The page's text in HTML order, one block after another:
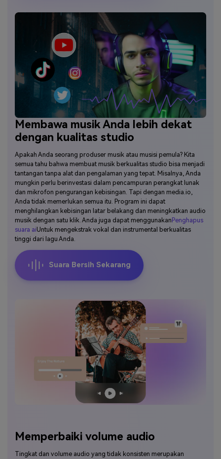
Membawa musik Anda lebih dekat
dengan kualitas studio
Apakah Anda seorang produser musik atau musisi pemula? Kita
semua tahu bahwa membuat musik berkualitas studio bisa menjadi
tantangan tanpa alat dan pengalaman yang tepat. Misalnya, Anda
mungkin perlu berinvestasi dalam pencampuran perangkat lunak
dan mikrofon pengurangan kebisingan. Tapi dengan media.io,
Anda tidak memerlukan semua itu. Program ini dapat
menghilangkan kebisingan latar belakang dan meningkatkan audio
musik dengan satu klik. Anda juga dapat menggunakan Penghapus
suara aiUntuk mengekstrak vokal dan instrumental berkualitas
tinggi dari lagu Anda.
Suara Bersih Sekarang
Memperbaiki volume audio
Tingkat dan volume audio yang tidak konsisten merupakan